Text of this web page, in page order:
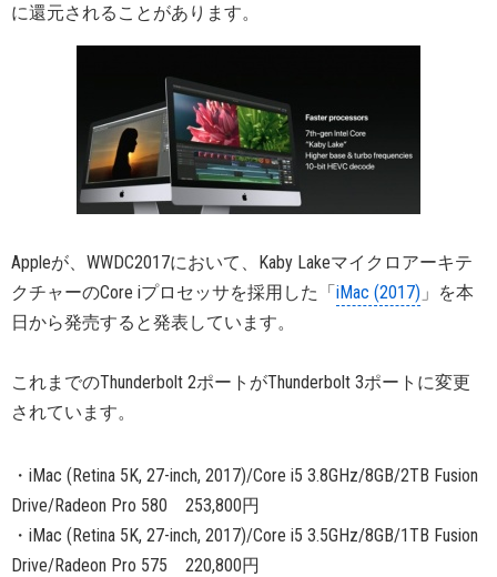
に還元されることがあります。
Appleが、WWDC2017において、Kaby Lakeマイクロアーキテ
クチャーのCore iプロセッサを採用した「iMac (2017) 」を本
日から発売すると発表しています。
これまでのThunderbolt 2ポートがThunderbolt 3ポートに変更
されています。
・iMac (Retina 5K, 27-inch, 2017)/Core i5 3.8GHz/8GB/2TB Fusion
Drive/Radeon Pro 580 253,800円
・iMac (Retina 5K, 27-inch, 2017)/Core i5 3.5GHz/8GB/1TB Fusion
Drive/Radeon Pro 575 220,800円